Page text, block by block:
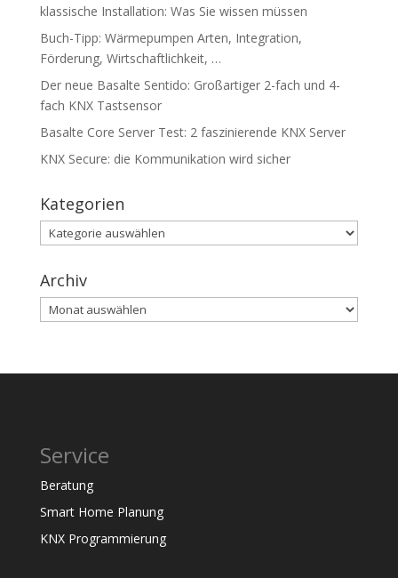
klassische Installation: Was Sie wissen müssen
Buch-Tipp: Wärmepumpen Arten, Integration,
Förderung, Wirtschaftlichkeit, …
Der neue Basalte Sentido: Großartiger 2-fach und 4-
fach KNX Tastsensor
Basalte Core Server Test: 2 faszinierende KNX Server
KNX Secure: die Kommunikation wird sicher
Kategorien
Kategorien
Archiv
Archiv
Service
Beratung
Smart Home Planung
KNX Programmierung